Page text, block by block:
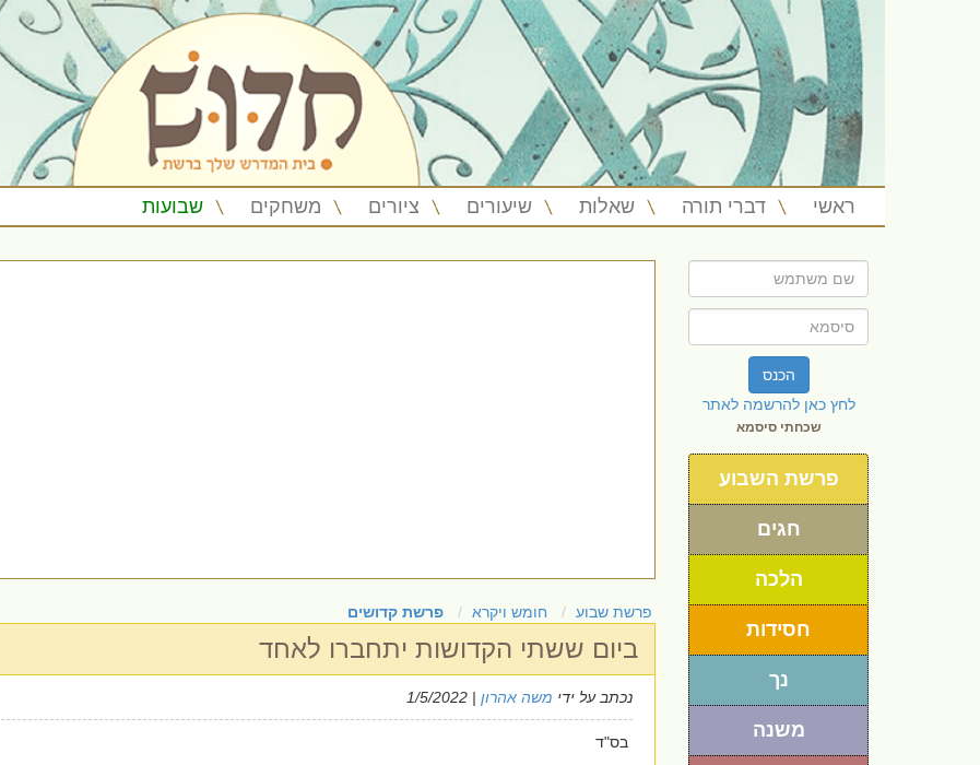
ראשי דברי תורה שאלות שיעורים ציורים משחקים שבועות
הכנס
לחץ כאן להרשמה לאתר
שכחתי סיסמא
פרשת השבוע
חגים
הלכה
חסידות
נך
משנה
פרשת שבוע חומש ויקרא פרשת קדושים
ביום ששתי הקדושות יתחברו לאחד
נכתב על ידי משה אהרון | 1/5/2022
בס"ד